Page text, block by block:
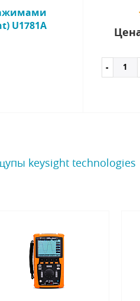
U1781A
keysight technologies